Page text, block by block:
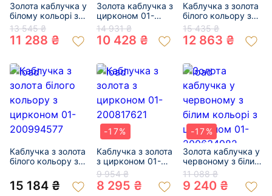
Золота каблучка у
білому кольорі з
цирконом 01-
200545431
13 545 ₴
11 288 ₴
Золота каблучка з
цирконом 01-
200033590
14 931 ₴
10 428 ₴
Каблучка з золота
білого кольору з
цирконом 01-
200606637
15 435 ₴
12 863 ₴
Каблучка з золота
білого кольору з
200994577
15 184 ₴
-17%
Каблучка з золота
з цирконом 01-
200817621
9 954 ₴
8 295 ₴
-17%
Золота каблучка у
червоному з білим
кольорі з
цирконом 01-
200634982
11 088 ₴
9 240 ₴